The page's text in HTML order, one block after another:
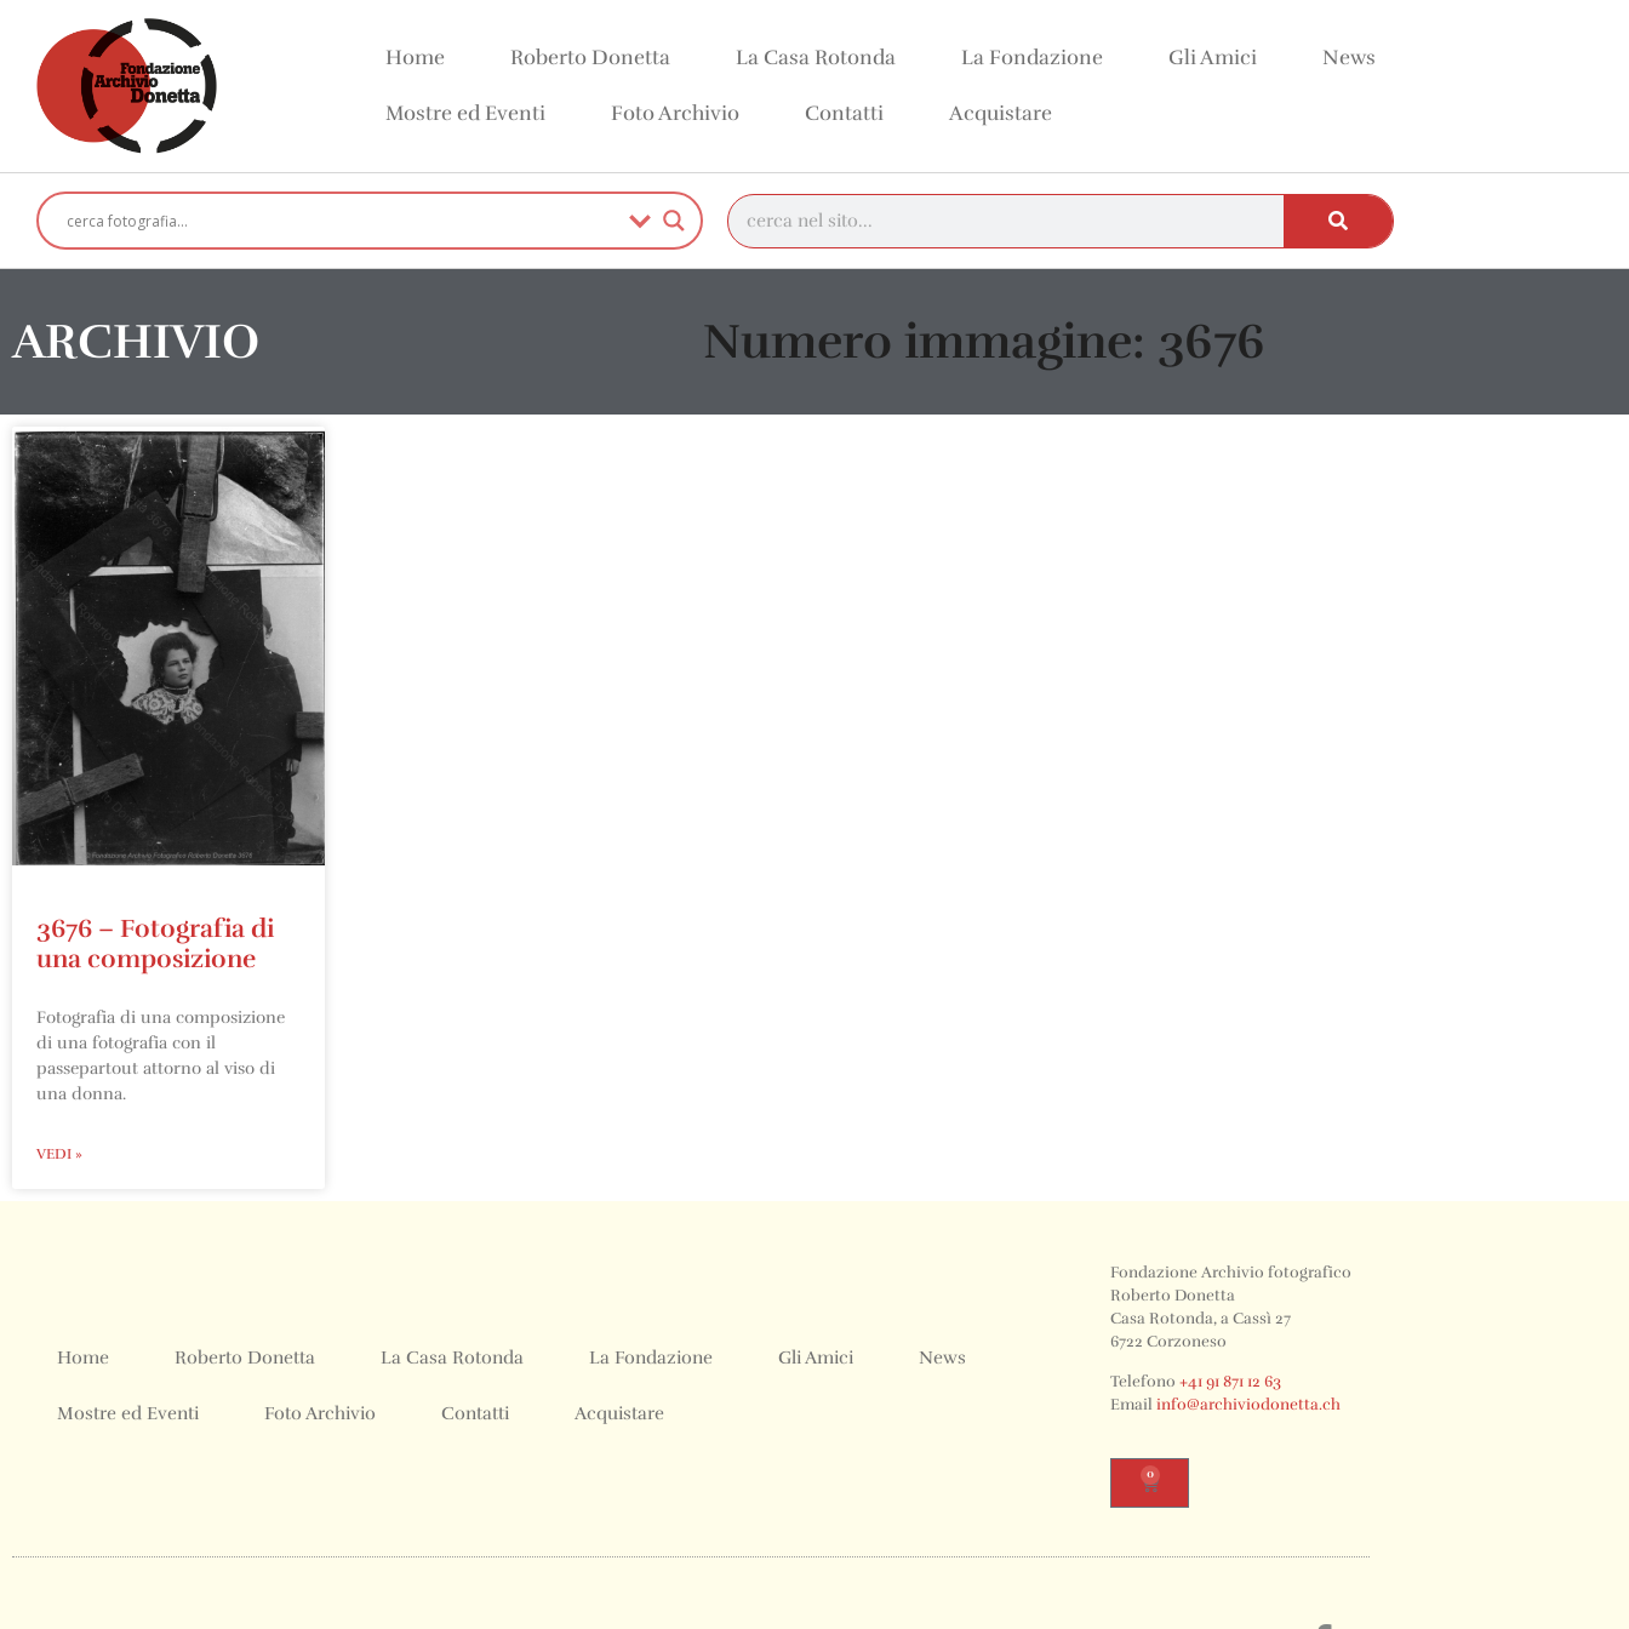
Home Roberto Donetta La Casa Rotonda La Fondazione Gli Amici News
Mostre ed Eventi Foto Archivio Contatti Acquistare
ARCHIVIO Numero immagine: 3676
3676 – Fotografia di
una composizione
Fotografia di una composizione
di una fotografia con il
passepartout attorno al viso di
una donna.
VEDI »
Home Roberto Donetta La Casa Rotonda La Fondazione Gli Amici News
Mostre ed Eventi Foto Archivio Contatti Acquistare
Fondazione Archivio fotografico
Roberto Donetta
Casa Rotonda, a Cassì 27
6722 Corzoneso
Telefono +41 91 871 12 63
Email info@archiviodonetta.ch
0